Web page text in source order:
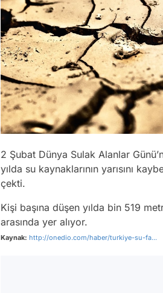
2 Şubat Dünya Sulak Alanlar
yılda su kaynaklarının yarısını
çekti.
Kişi başına düşen yılda bin 519
arasında yer alıyor.
Kaynak: http://onedio.com/haber/turkiye-su-fa...